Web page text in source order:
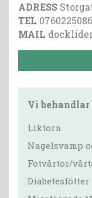
ADRESS
TEL 0760225086
MAIL
Vi
Liktorn
Nagelsvamp
Fotvårtor/
Diabetesfötter